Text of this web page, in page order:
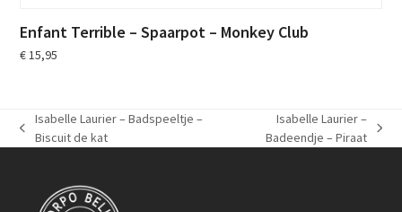
Enfant Terrible – Spaarpot – Monkey Club
€15,95
previous
Isabelle Laurier – Badspeeltje –
Biscuit de kat
Isabelle Laurier –
Badeendje – Piraat